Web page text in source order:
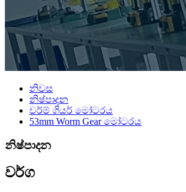
නිවස
නිෂ්පාදන
වර්ම් ගියර් මෝටරය
53mm Worm Gear මෝටරය
නිෂ්පාදන
වර්ග